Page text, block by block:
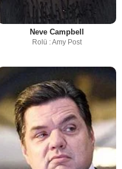
Neve Campbell
Rolü : Amy Post